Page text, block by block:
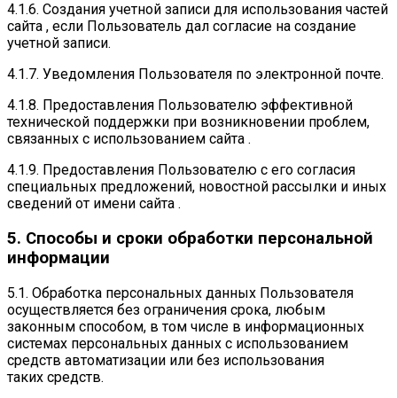
4.1.6. Создания учетной записи для использования частей
сайта , если Пользователь дал согласие на создание
учетной записи.
4.1.7. Уведомления Пользователя по электронной почте.
4.1.8. Предоставления Пользователю эффективной
технической поддержки при возникновении проблем,
связанных с использованием сайта .
4.1.9. Предоставления Пользователю с его согласия
специальных предложений, новостной рассылки и иных
сведений от имени сайта .
5. Способы и сроки обработки персональной
информации
5.1. Обработка персональных данных Пользователя
осуществляется без ограничения срока, любым
законным способом, в том числе в информационных
системах персональных данных с использованием
средств автоматизации или без использования
таких средств.